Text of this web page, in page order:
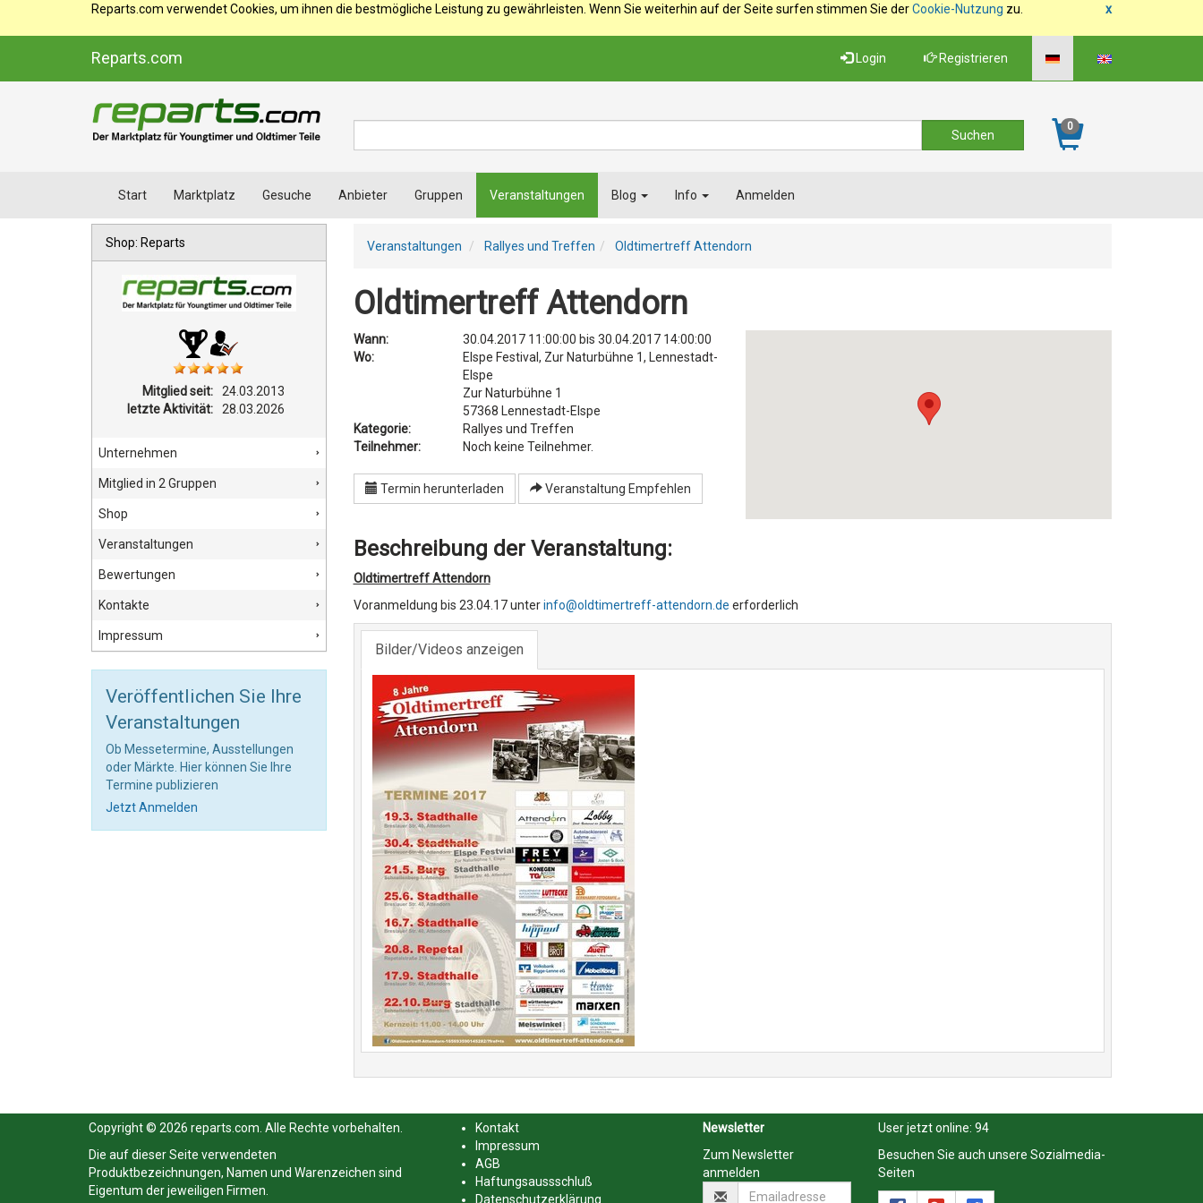
x
Reparts.com verwendet Cookies, um ihnen die bestmögliche Leistung zu gewährleisten. Wenn Sie weiterhin auf der Seite surfen stimmen Sie derCookie-Nutzung zu.
Reparts.com Login Registrieren
0
Start Marktplatz Gesuche Anbieter Gruppen Veranstaltungen Blog Info Anmelden
Veranstaltungen Rallyes und Treffen Oldtimertreff Attendorn
Oldtimertreff Attendorn
Wann: 30.04.2017 11:00:00 bis30.04.2017 14:00:00
Wo:
Elspe Festival, Zur Naturbühne 1, Lennestadt-
Elspe
Zur Naturbühne 1
57368 Lennestadt-Elspe
Kategorie:
Rallyes und Treffen
Teilnehmer:
Noch keine Teilnehmer.
Termin herunterladen Veranstaltung Empfehlen
Beschreibung der Veranstaltung:
Oldtimertreff Attendorn
Voranmeldung bis 23.04.17 unter info@oldtimertreff-attendorn.de erforderlich
Bilder/Videos anzeigen
Shop: Reparts
Mitglied seit:
24.03.2013
letzte Aktivität:
28.03.2026
Unternehmen
Mitglied in 2 Gruppen
Shop
Veranstaltungen
Bewertungen
Kontakte
Impressum
Veröffentlichen Sie Ihre
Veranstaltungen
Ob Messetermine, Ausstellungen
oder Märkte. Hier können Sie Ihre
Termine publizieren
Jetzt Anmelden
Copyright © 2026 reparts.com. Alle Rechte vorbehalten.
Die auf dieser Seite verwendeten
Produktbezeichnungen, Namen und Warenzeichen sind
Eigentum der jeweiligen Firmen.
Kontakt
Impressum
AGB
Haftungsaussschluß
Datenschutzerklärung
Newsletter
Zum Newsletter
anmelden
User jetzt online: 94
Besuchen Sie auch unsere Sozialmedia-
Seiten